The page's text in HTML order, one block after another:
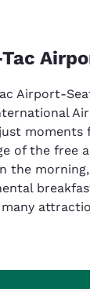
Airport-
moments
of the free
the